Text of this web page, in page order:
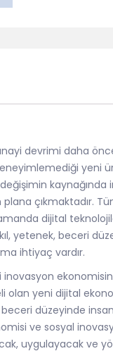
devrimi daha
yeni
kaynağında
çıkmaktadır.
dijital
yetenek, beceri
ihtiyaç vardır.
inovasyon
yeni dijital
düzeyinde
ve sosyal
uygulayacak ve